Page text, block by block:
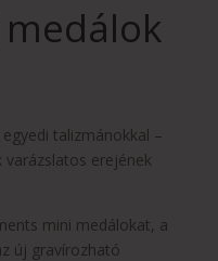
talizmánokkal –
erejének
mini medálokat, a
új gravírozható